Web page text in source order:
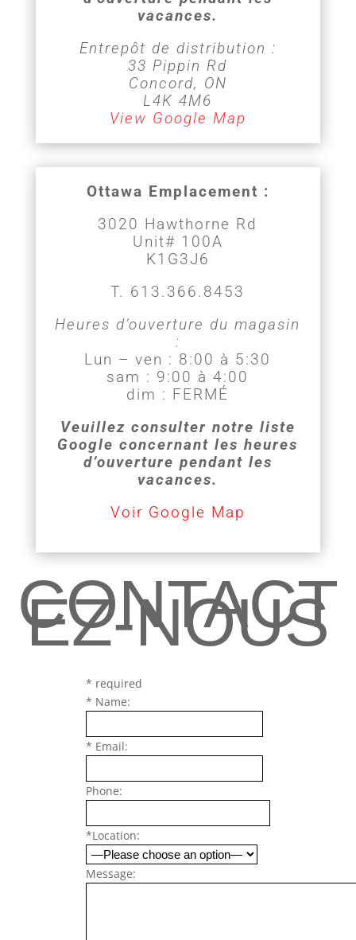
vacances.
Entrepôt de distribution :
33 Pippin Rd
Concord, ON
L4K 4M6
View Google Map
Ottawa Emplacement :
3020 Hawthorne Rd
Unit# 100A
K1G3J6
T. 613.366.8453
Heures d’ouverture du magasin
:
Lun – ven : 8:00 à 5:30
sam : 9:00 à 4:00
dim : FERMÉ
Veuillez consulter notre liste
Google concernant les heures
d’ouverture pendant les
vacances.
Voir Google Map
CONTACT
EZ-NOUS
* required
* Name:
* Email:
Phone:
*Location:
Message: